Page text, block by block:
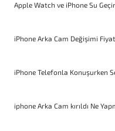
Apple Watch ve iPhone Su
iPhone Arka Cam Değişimi
iPhone Telefonla Konuşurken
iphone Arka Cam kırıldı Ne